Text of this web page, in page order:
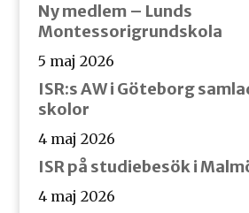
Ny medlem – Lunds
Montessorigrundskola
5 maj 2026
ISR:s AW i Göteborg
skolor
4 maj 2026
ISR på studiebesök i
4 maj 2026